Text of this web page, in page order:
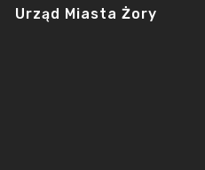
Urząd Miasta Żory